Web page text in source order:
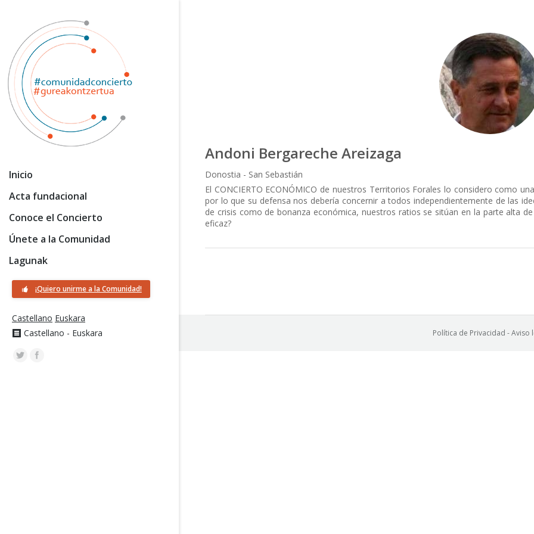
Inicio
Acta fundacional
Conoce el Concierto
Únete a la Comunidad
Lagunak
¡Quiero unirme a la Comunidad!
Castellano Euskara
Castellano - Euskara
Andoni Bergareche Areizaga
Donostia - San Sebastián
El CONCIERTO ECONÓMICO de nuestros Territorios Forales lo considero como
por lo que su defensa nos debería concernir a todos independientemente de las
de crisis como de bonanza económica, nuestros ratios se sitúan en la parte alta
eficaz?
Política de Privacidad -Aviso